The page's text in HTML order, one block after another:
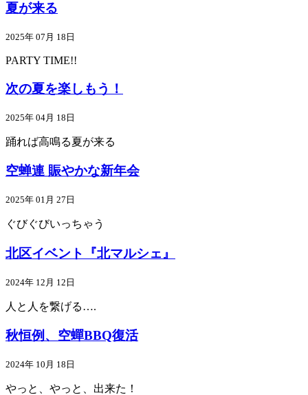
夏が来る
2025年 07月 18日
PARTY TIME!!
次の夏を楽しもう！
2025年 04月 18日
踊れば高鳴る夏が来る
空蝉連 賑やかな新年会
2025年 01月 27日
ぐびぐびいっちゃう
北区イベント『北マルシェ』
2024年 12月 12日
人と人を繋げる….
秋恒例、空蟬BBQ復活
2024年 10月 18日
やっと、やっと、出来た！